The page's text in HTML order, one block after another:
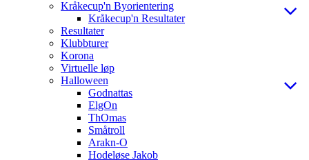
Kråkecup'n Byorientering
Kråkecup'n Resultater
Resultater
Klubbturer
Korona
Virtuelle løp
Halloween
Godnattas
ElgOn
ThOmas
Småtroll
Arakn-O
Hodeløse Jakob